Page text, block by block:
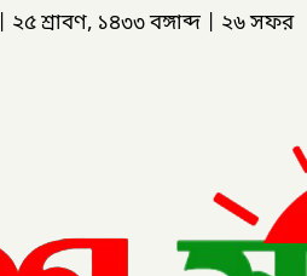
২৫ শ্রাবণ, ১৪৩৩ বঙ্গাব্দ
২৬ সফর